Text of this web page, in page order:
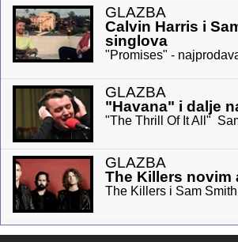
GLAZBA
Calvin Harris i
singlova
"Promises" -
GLAZBA
"Havana" i dalje
"The Thrill Of It All"
GLAZBA
The Killers
The Killers i Sam